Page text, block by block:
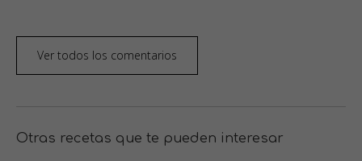
Ver todos los comentarios
Otras recetas que te pueden interesar